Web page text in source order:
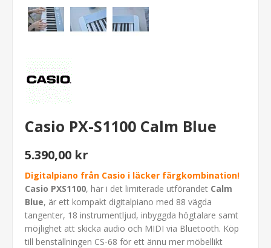
Casio PX-S1100 Calm Blue
5.390,00 kr
Digitalpiano från Casio i läcker färgkombination!
Casio PXS1100, här i det limiterade utförandet Calm
Blue, är ett kompakt digitalpiano med 88 vägda
tangenter, 18 instrumentljud, inbyggda högtalare samt
möjlighet att skicka audio och MIDI via Bluetooth. Köp
till benställningen CS-68 för ett ännu mer möbellikt